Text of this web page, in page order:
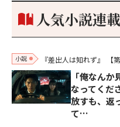
り。どうして勝てたのか、
人気小説連
小説 『差出人は知れず』 【
「俺なん
なってくだ
放すも、返
て…